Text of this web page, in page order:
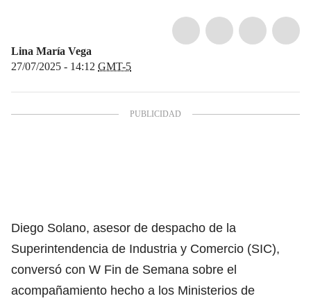
Lina María Vega
27/07/2025 - 14:12 GMT-5
Diego Solano, asesor de despacho de la
Superintendencia de Industria y Comercio (SIC),
conversó con W Fin de Semana sobre el
acompañamiento hecho a los Ministerios de